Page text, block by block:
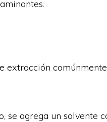
extracción
se agrega un solvente